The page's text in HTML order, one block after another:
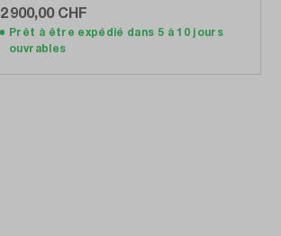
2 900,00 CHF
Prêt à être expédié dans 5 à 10 jours
ouvrables
Ajouter au panier